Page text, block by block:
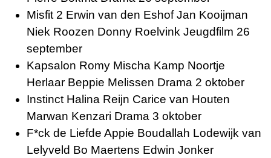
Misfit 2 Erwin van den Eshof Jan Kooijman
Niek Roozen Donny Roelvink Jeugdfilm 26
september
Kapsalon Romy Mischa Kamp Noortje
Herlaar Beppie Melissen Drama 2 oktober
Instinct Halina Reijn Carice van Houten
Marwan Kenzari Drama 3 oktober
F*ck de Liefde Appie Boudallah Lodewijk van
Lelyveld Bo Maertens Edwin Jonker